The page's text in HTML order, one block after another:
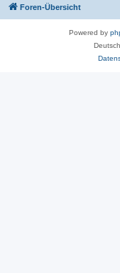
Foren-Übersicht
Powered by